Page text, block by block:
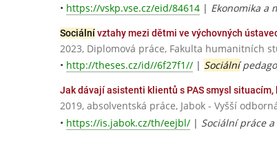
• https://vskp.vse.cz/eid/84614 | Ekonomika a
Sociálnívztahy mezi dětmi ve výchovných
2023, Diplomová práce, Fakulta humanitních
• http://theses.cz/id//6f27f1// | Sociální
Jak dávají asistenti klientů s PAS smysl
2019, absolventská práce, Jabok - Vyšší
• https://is.jabok.cz/th/eejbl/ | Sociální práce